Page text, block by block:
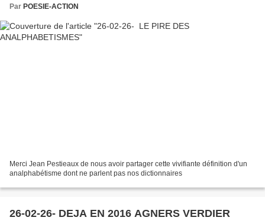
Par POESIE-ACTION
Merci Jean Pestieaux de nous avoir partager cette vivifiante définition d'un
analphabétisme dont ne parlent pas nos dictionnaires
26-02-26- DEJA EN 2016 AGNERS VERDIER